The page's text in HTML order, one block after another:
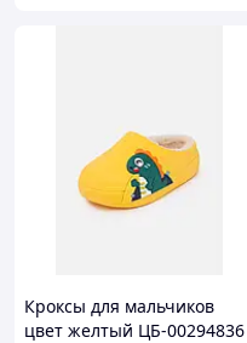
Кроксы для мальчиков
цвет желтый ЦБ-00294836